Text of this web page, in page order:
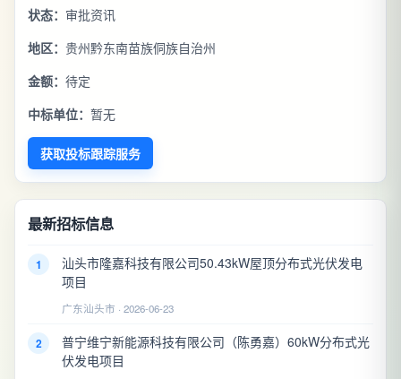
状态： 审批资讯
地区： 贵州黔东南苗族侗族自治州
金额： 待定
中标单位： 暂无
获取投标跟踪服务
最新招标信息
1
汕头市隆嘉科技有限公司50.43kW屋顶分布式光伏发电
项目
广东汕头市 · 2026-06-23
2
普宁维宁新能源科技有限公司（陈勇嘉）60kW分布式光
伏发电项目